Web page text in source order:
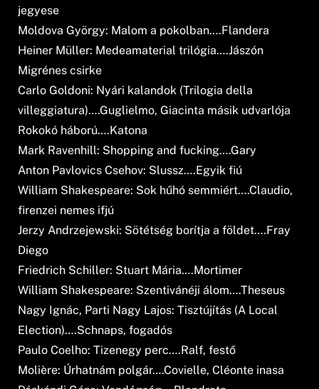
jegyese
Moldova György: Malom a pokolban….Flandera
Heiner Müller: Medeamaterial trilógia….Jászón
Migrénes csirke
Carlo Goldoni: Nyári kalandok (Trilogia della
villeggiatura)….Guglielmo, Giacinta másik udvarlója
Rokokó háború….Katona
Mark Ravenhill: Shopping and fucking….Gary
Anton Pavlovics Csehov: Slussz….Egyik fiú
William Shakespeare: Sok hűhó semmiért….Claudio,
firenzei nemes ifjú
Jerzy Andrzejewski: Sötétség borítja a földet….Fray
Diego
Friedrich Schiller: Stuart Mária….Mortimer
William Shakespeare: Szentivánéji álom….Theseus
Nagy Ignác, Parti Nagy Lajos: Tisztújítás (A Local
Election)….Schnaps, fogadós
Paulo Coelho: Tizenegy perc….Ralf, festő
Molière: Úrhatnám polgár….Covielle, Cléonte inasa